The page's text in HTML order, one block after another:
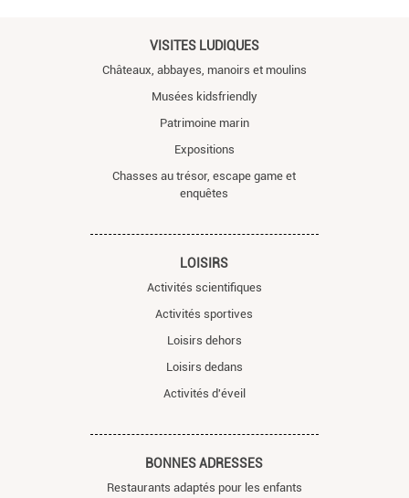
VISITES LUDIQUES
Châteaux, abbayes, manoirs et moulins
Musées kidsfriendly
Patrimoine marin
Expositions
Chasses au trésor, escape game et
enquêtes
LOISIRS
Activités scientifiques
Activités sportives
Loisirs dehors
Loisirs dedans
Activités d'éveil
BONNES ADRESSES
Restaurants adaptés pour les enfants